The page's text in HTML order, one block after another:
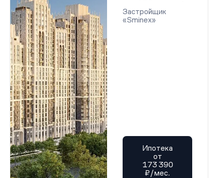
Застройщик
«Sminex»
Ипотека
от
173 390
₽/мес.